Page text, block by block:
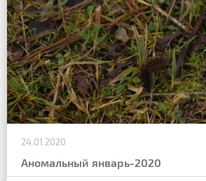
24.01.2020
Аномальный январь-2020